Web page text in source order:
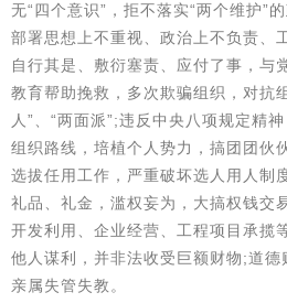
无“四个意识”，拒不落实“两个维护”
部署思想上不重视、政治上不负责、
自行其是、敷衍塞责、应付了事，与
教育帮助挽救，多次欺骗组织，对抗
人”、“两面派”;违反中央八项规定精
组织路线，培植个人势力，搞团团伙
选拔任用工作，严重破坏选人用人制
礼品、礼金，滥权妄为，大搞权钱交
开发利用、企业经营、工程项目承揽
他人谋利，并非法收受巨额财物;道德
亲属失管失教。